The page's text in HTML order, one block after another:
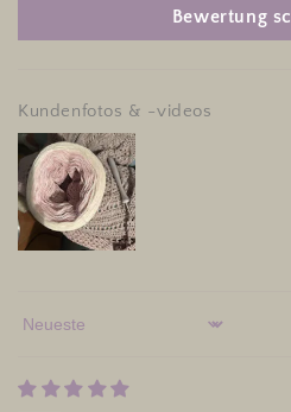
Bewertung
Kundenfotos & -videos
Sort by